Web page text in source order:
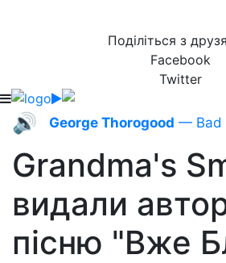
Поділіться з
Facebook
Twitter
🔊 George Thorogood — Bad
Grandma's
видали
пісню "Вже